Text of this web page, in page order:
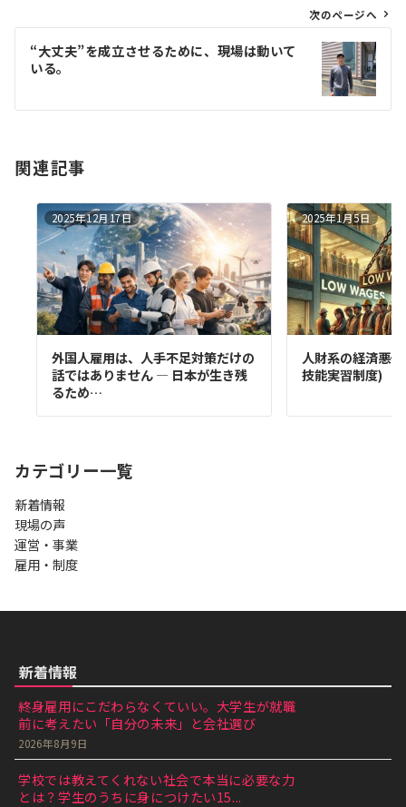
ン
次のページへ
“大丈夫”を成立させるために、現場は動いて
いる。
関連記事
2025年12月17日
外国人雇用は、人手不足対策だけの
話ではありません ― 日本が生き残
るため…
2025年1月5日
人財系の経済悪
技能実習制度)
カテゴリー一覧
新着情報
現場の声
運営・事業
雇用・制度
新着情報
終身雇用にこだわらなくていい。大学生が就職
前に考えたい「自分の未来」と会社選び
2026年8月9日
学校では教えてくれない社会で本当に必要な力
とは？学生のうちに身につけたい15...